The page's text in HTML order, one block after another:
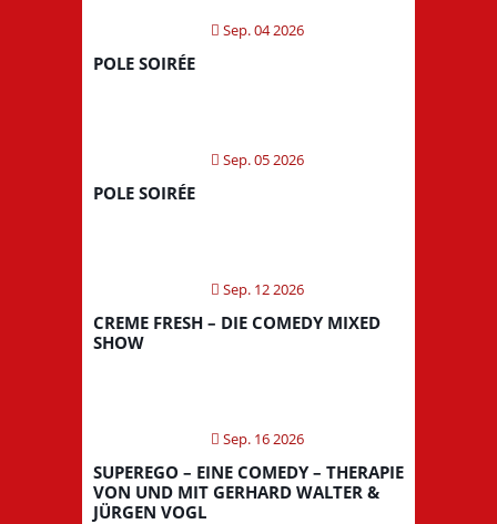
Sep. 04 2026
POLE SOIRÉE
Sep. 05 2026
POLE SOIRÉE
Sep. 12 2026
CREME FRESH – DIE COMEDY MIXED
SHOW
Sep. 16 2026
SUPEREGO – EINE COMEDY – THERAPIE
VON UND MIT GERHARD WALTER &
JÜRGEN VOGL